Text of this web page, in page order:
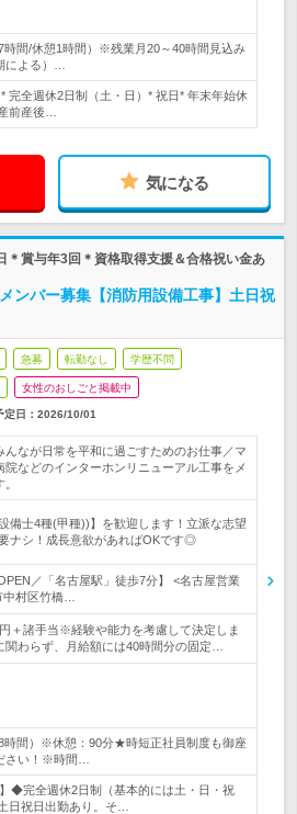
時間/休憩1時間）※残業月20～40時間見込み
による）…
* 完全週休2日制（土・日）* 祝日* 年末年始休
前産後…
気になる
＊賞与年3回＊資格取得支援＆合格祝い金あ
ンバー募集【消防用設備工事】土日祝
急募 転勤なし 学歴不問
女性のおしごと掲載中
定日： 2026/10/01
んなが日常を平和に過ごすためのお仕事／マ
院などのインターホンリニューアル工事をメ
備士4種(甲種))】を歓迎します！立派な志望
ナシ！成長意欲があればOKです◎
／「名古屋駅」徒歩7分】 <名古屋営業
村区竹橋…
＋諸手当※経験や能力を考慮して決定しま
わらず、月給額には40時間分の固定…
時間）※休憩：90分★時短正社員制度も御座
さい！※時間…
◆完全週休2日制（基本的には土・日・祝
日祝日出勤あり。そ…